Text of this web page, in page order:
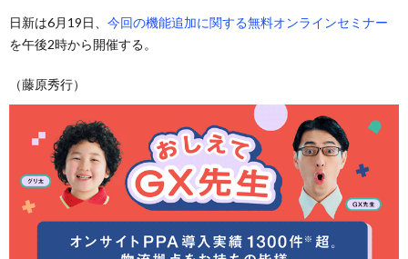
日新は6月19日、 今回の機能追加に関する無料オンラインセミナー
を午後2時から開催する。
（藤原秀行）